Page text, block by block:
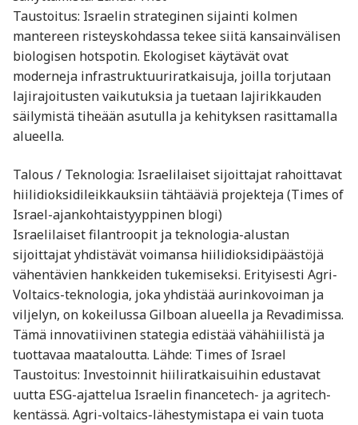
Taustoitus: Israelin strateginen sijainti kolmen
mantereen risteyskohdassa tekee siitä kansainvälisen
biologisen hotspotin. Ekologiset käytävät ovat
moderneja infrastruktuuriratkaisuja, joilla torjutaan
lajirajoitusten vaikutuksia ja tuetaan lajirikkauden
säilymistä tiheään asutulla ja kehityksen rasittamalla
alueella.
Talous / Teknologia: Israelilaiset sijoittajat rahoittavat
hiilidioksidileikkauksiin tähtääviä projekteja (Times of
Israel-ajankohtaistyyppinen blogi)
Israelilaiset filantroopit ja teknologia-alustan
sijoittajat yhdistävät voimansa hiilidioksidipäästöjä
vähentävien hankkeiden tukemiseksi. Erityisesti Agri-
Voltaics-teknologia, joka yhdistää aurinkovoiman ja
viljelyn, on kokeilussa Gilboan alueella ja Revadimissa.
Tämä innovatiivinen stategia edistää vähähiilistä ja
tuottavaa maataloutta. Lähde: Times of Israel
Taustoitus: Investoinnit hiiliratkaisuihin edustavat
uutta ESG-ajattelua Israelin financetech- ja agritech-
kentässä. Agri-voltaics-lähestymistapa ei vain tuota